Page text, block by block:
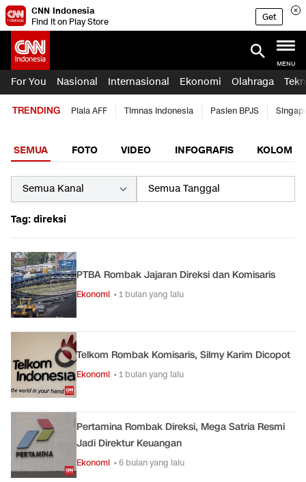
CNN Indonesia
Find it on Play Store
Get
MENU
For You Nasional Internasional Ekonomi Olahraga
TRENDING Piala AFF Timnas Indonesia Pasien BPJS
SEMUA FOTO VIDEO INFOGRAFIS KOLOM
Tag: direksi
PTBA Rombak Jajaran Direksi dan Komisaris
Ekonomi • 1 bulan yang lalu
Telkom Rombak Komisaris, Silmy Karim Dicopot
Ekonomi • 1 bulan yang lalu
Pertamina Rombak Direksi, Mega Satria Resmi
Jadi Direktur Keuangan
Ekonomi • 6 bulan yang lalu